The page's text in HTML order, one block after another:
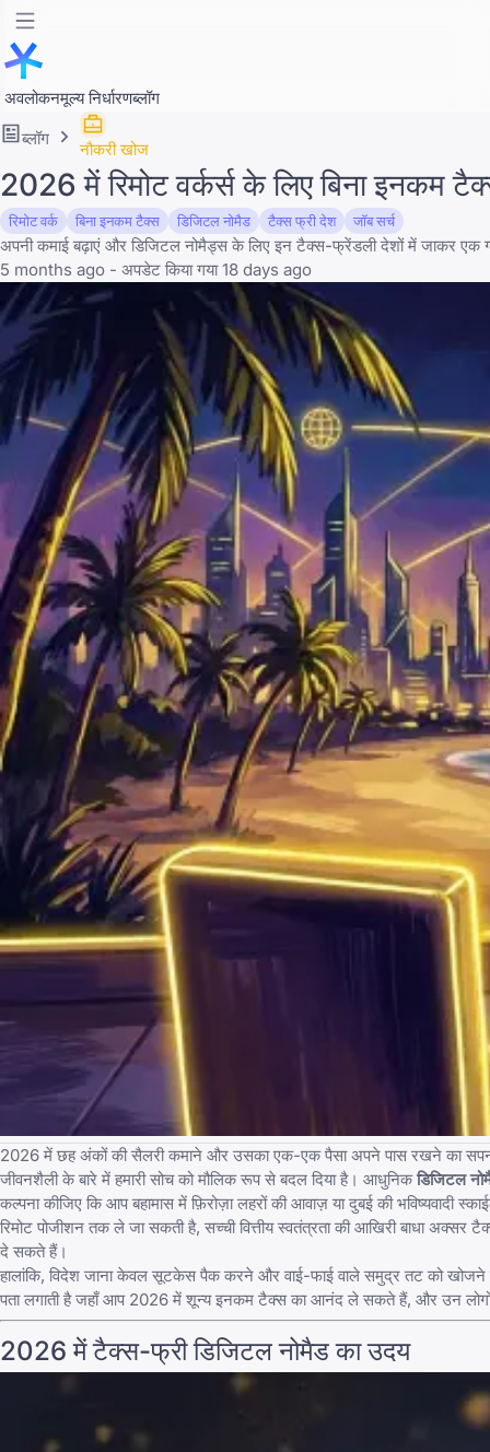
अवलोकनमूल्य निर्धारणब्लॉग
ब्लॉग
नौकरी खोज
2026 में रिमोट वर्कर्स के लिए बिना इनकम
रिमोट वर्क बिना इनकम टैक्स डिजिटल नोमैड टैक्स फ्री देश जॉब सर्च
अपनी कमाई बढ़ाएं और डिजिटल नोमैड्स के लिए इन टैक्स-फ्रेंडली देशों में जाकर एक
5 months ago - अपडेट किया गया 18 days ago
2026 में छह अंकों की सैलरी कमाने और उसका एक-एक पैसा अपने पास रखने का
जीवनशैली के बारे में हमारी सोच को मौलिक रूप से बदल दिया है। आधुनिकडिजिटल
कल्पना कीजिए कि आप बहामास में फ़िरोज़ा लहरों की आवाज़ या दुबई की भविष्यवादी
रिमोट पोजीशन तक ले जा सकती है, सच्ची वित्तीय स्वतंत्रता की आखिरी बाधा अक्सर
दे सकते हैं।
हालांकि, विदेश जाना केवल सूटकेस पैक करने और वाई-फाई वाले समुद्र तट को
पता लगाती है जहाँ आप 2026 में शून्य इनकम टैक्स का आनंद ले सकते हैं, और उन
2026 में टैक्स-फ्री डिजिटल नोमैड का उदय